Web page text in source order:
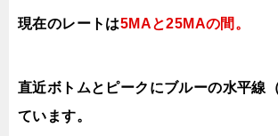
現在のレートは5MAと25MAの間。
直近ボトムとピークにブルーの水平線
ています。